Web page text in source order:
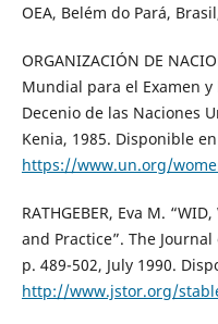
OEA, Belém do Pará,
ORGANIZACIÓN DE
Mundial para el Examen
Decenio de las Naciones
Kenia, 1985. Disponible en
https://www.un.org/
RATHGEBER, Eva M.
and Practice”. The
p. 489-502, July 1990.
http://www.jstor.org/